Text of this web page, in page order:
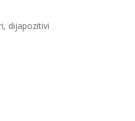
dijapozitivi